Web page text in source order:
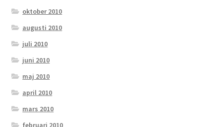
oktober 2010
augusti 2010
juli 2010
juni 2010
maj 2010
april 2010
mars 2010
februari 2010